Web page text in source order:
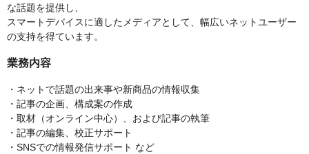
な話題を提供し、
スマートデバイスに適したメディアとして、幅広いネットユーザー
の支持を得ています。
業務内容
・ネットで話題の出来事や新商品の情報収集
・記事の企画、構成案の作成
・取材（オンライン中心）、および記事の執筆
・記事の編集、校正サポート
・SNSでの情報発信サポート など